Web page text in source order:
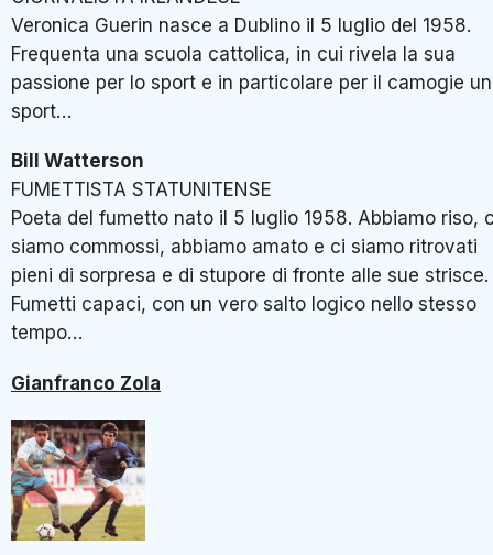
Veronica Guerin nasce a Dublino il 5 luglio del 1958.
Frequenta una scuola cattolica, in cui rivela la sua
passione per lo sport e in particolare per il camogie
sport…
Bill Watterson
FUMETTISTA STATUNITENSE
Poeta del fumetto nato il 5 luglio 1958. Abbiamo riso,
siamo commossi, abbiamo amato e ci siamo ritrovati
pieni di sorpresa e di stupore di fronte alle sue strisce.
Fumetti capaci, con un vero salto logico nello stesso
tempo…
Gianfranco Zola